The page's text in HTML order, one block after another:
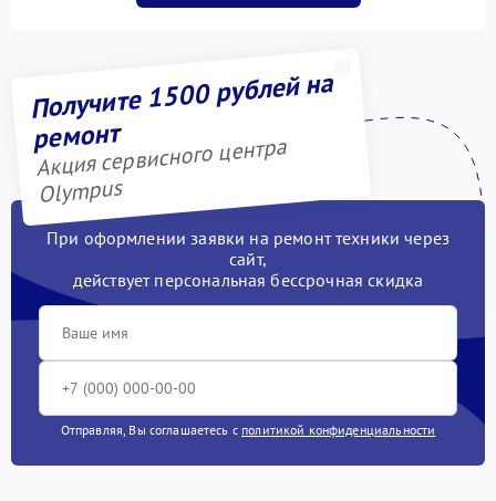
Получите 1500 рублей на
ремонт
Акция сервисного центра
Olympus
При оформлении заявки на ремонт техники через
сайт,
действует персональная бессрочная скидка
Отправляя, Вы соглашаетесь с политикой конфиденциальности